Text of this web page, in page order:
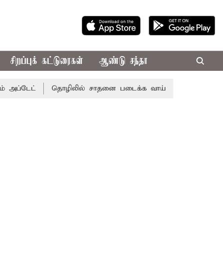
சிறப்புக் கட்டுரைகள் ஆண்டு சந்தா
தொழிலில் சாதனை படைக்க வாய்ப்பு... இன்றைய